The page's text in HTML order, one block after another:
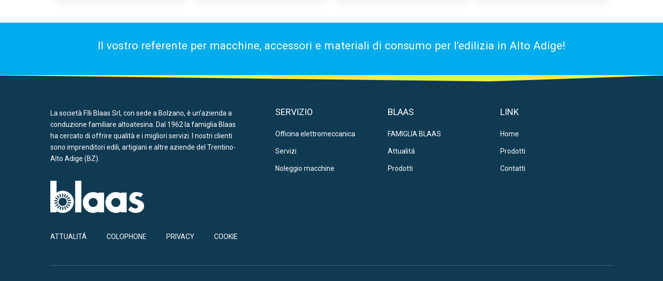
Il vostro referente per macchine, accessori e materiali di consumo per l'edilizia in Alto Adige!
La società F.lli Blaas Srl, con sede a Bolzano, è un’azienda a
conduzione familiare altoatesina. Dal 1962 la famiglia Blaas
ha cercato di offrire qualità e i migliori servizi. I nostri clienti
sono imprenditori edili, artigiani e altre aziende del Trentino-
Alto Adige (BZ).
SERVIZIO
Officina elettromeccanica
Servizi
Noleggio macchine
BLAAS
FAMIGLIA BLAAS
Attualitá
Prodotti
LINK
Home
Prodotti
Contatti
ATTUALITÁ COLOPHONE PRIVACY COOKIE